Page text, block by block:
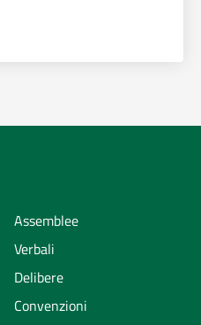
GIUSTIZIA PENALE
Assemblee
Verbali
Delibere
Convenzioni